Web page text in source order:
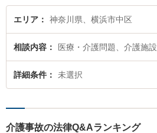
エリア 神奈川県、横浜市中区
相談内容 医療・介護問題、介護施設
詳細条件 未選択
介護事故の法律Q&Aランキング